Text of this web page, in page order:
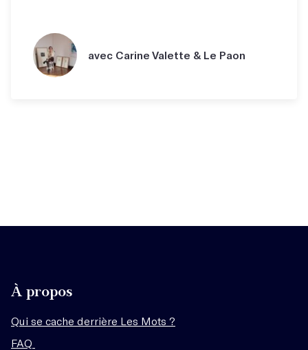
avec Carine Valette & Le Paon
À propos
Qui se cache derrière Les Mots ?
FAQ